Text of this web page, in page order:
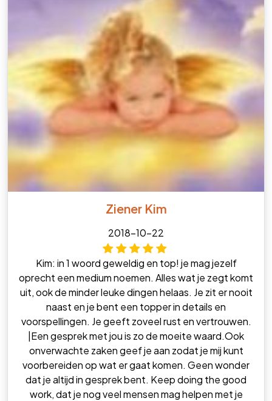
Ziener Kim
2018-10-22
Kim: in 1 woord geweldig en top! je mag jezelf
oprecht een medium noemen. Alles wat je zegt komt
uit, ook de minder leuke dingen helaas. Je zit er nooit
naast en je bent een topper in details en
voorspellingen. Je geeft zoveel rust en vertrouwen.
|Een gesprek met jou is zo de moeite waard.Ook
onverwachte zaken geef je aan zodat je mij kunt
voorbereiden op wat er gaat komen. Geen wonder
dat je altijd in gesprek bent. Keep doing the good
work, dat je nog veel mensen mag helpen met je